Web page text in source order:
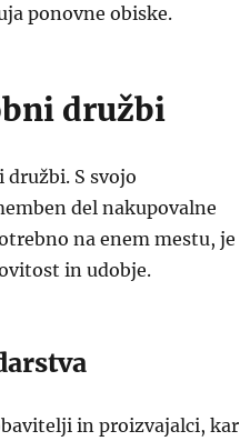
ponovne obiske.
družbi
S svojo
del nakupovalne
na enem mestu, je
in udobje.
in proizvajalci, kar